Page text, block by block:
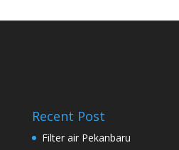
Recent Post
Filter air Pekanbaru